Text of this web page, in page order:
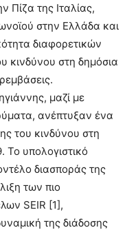
Πίζα της Ιταλίας,
στην Ελλάδα και
διαφορετικών
κινδύνου στη δημόσια
μαζί με
ανέπτυξαν ένα
του κινδύνου στη
To υπολογιστικό
διασποράς της
των πιο
SEIR [1],
της διάδοσης